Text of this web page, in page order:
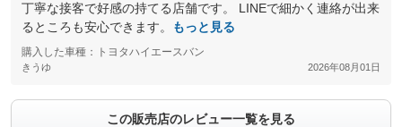
丁寧な接客で好感の持てる店舗です。 LINEで細かく連絡が出来
るところも安心できます。
もっと見る
購入した車種：トヨタハイエースバン
きうゆ 2026年08月01日
この販売店のレビュー一覧を見る